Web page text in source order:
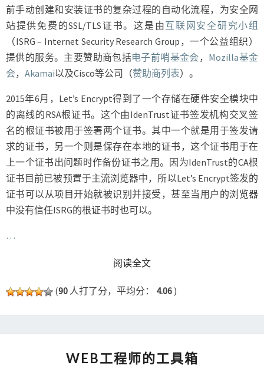
前手动创建和安装证书的复杂过程的自动化流程，为安全网
站提供免费的SSL/TLS证书。这是由互联网安全研究小组
（ISRG – Internet Security Research Group，一个公益组织）
提供的服务。主要赞助商包括电子前哨基金会 ， Mozilla基金
会， Akamai以及Cisco等公司（赞助商列表）。
2015年6月，Let’s Encrypt得到了一个存储在硬件安全模块中
的离线的RSA根证书。这个由IdenTrust证书签发机构交叉签
名的根证书被用于签署两个证书。其中一个就是用于签发请
求的证书，另一个则是保存在本地的证书，这个证书用于在
上一个证书出问题时作备份证书之用。因为IdenTrust的CA根
证书目前已被预置于主流浏览器中，所以Let’s Encrypt签发的
证书可以从项目开始就被识别并接受，甚至当用户的浏览器
中没有信任ISRG的根证书时也可以。
…
阅读全文READ MORE
(90 人打了分，平均分： 4.06 )
工
WEB工程师的工具箱